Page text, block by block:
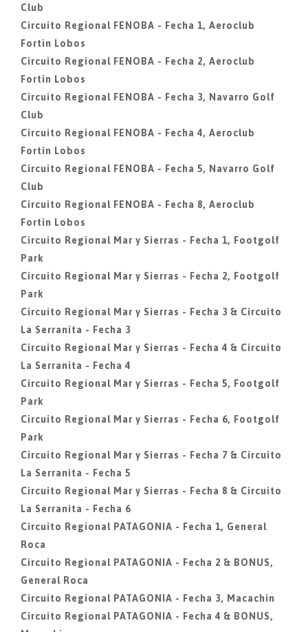
Club
Circuito Regional FENOBA - Fecha 1, Aeroclub
Fortin Lobos
Circuito Regional FENOBA - Fecha 2, Aeroclub
Fortin Lobos
Circuito Regional FENOBA - Fecha 3, Navarro Golf
Club
Circuito Regional FENOBA - Fecha 4, Aeroclub
Fortin Lobos
Circuito Regional FENOBA - Fecha 5, Navarro Golf
Club
Circuito Regional FENOBA - Fecha 8, Aeroclub
Fortin Lobos
Circuito Regional Mar y Sierras - Fecha 1, Footgolf
Park
Circuito Regional Mar y Sierras - Fecha 2, Footgolf
Park
Circuito Regional Mar y Sierras - Fecha 3 & Circuito
La Serranita - Fecha 3
Circuito Regional Mar y Sierras - Fecha 4 & Circuito
La Serranita - Fecha 4
Circuito Regional Mar y Sierras - Fecha 5, Footgolf
Park
Circuito Regional Mar y Sierras - Fecha 6, Footgolf
Park
Circuito Regional Mar y Sierras - Fecha 7 & Circuito
La Serranita - Fecha 5
Circuito Regional Mar y Sierras - Fecha 8 & Circuito
La Serranita - Fecha 6
Circuito Regional PATAGONIA - Fecha 1, General
Roca
Circuito Regional PATAGONIA - Fecha 2 & BONUS,
General Roca
Circuito Regional PATAGONIA - Fecha 3, Macachin
Circuito Regional PATAGONIA - Fecha 4 & BONUS,